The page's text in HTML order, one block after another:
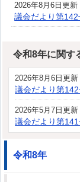
2026年8月6日更新
議会だより第142
令和8年に関す
2026年8月6日更新
議会だより第
2026年5月7日更新
議会だより第
令和8年